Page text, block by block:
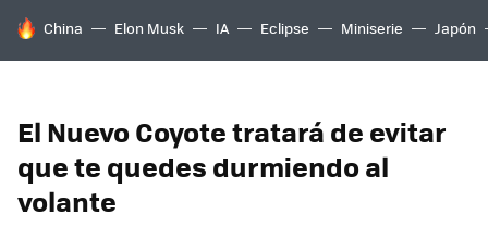
HOY SE HABLA DE
China Elon Musk IA Eclipse Miniserie Japón
El Nuevo Coyote tratará de evitar
que te quedes durmiendo al
volante